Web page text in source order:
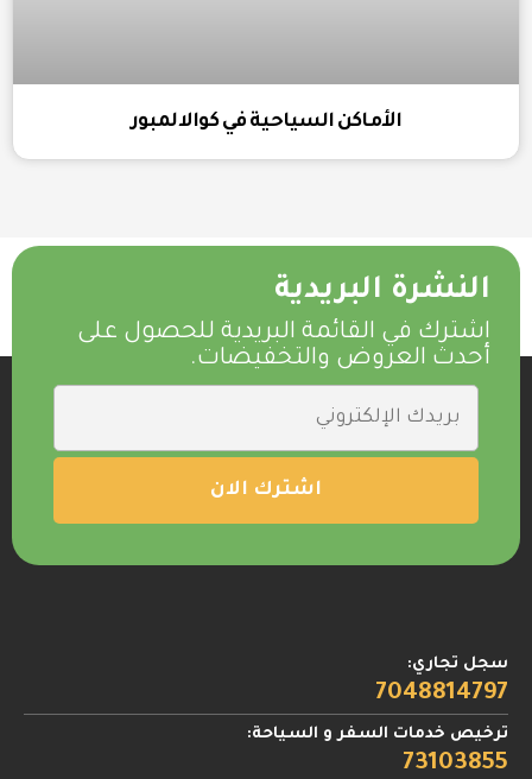
الأماكن السياحية في كوالالمبور
النشرة البريدية
اشترك في القائمة البريدية للحصول على
أحدث العروض والتخفيضات.
سجل تجاري:
7048814797
ترخيص خدمات السفر و السياحة:
73103855